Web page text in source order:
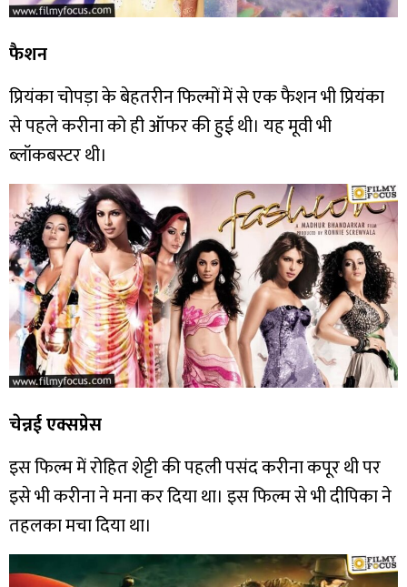
फैशन
प्रियंका चोपड़ा के बेहतरीन फिल्मों में से एक फैशन भी प्रियंका
से पहले करीना को ही ऑफर की हुई थी। यह मूवी भी
ब्लॉकबस्टर थी।
चेन्नई एक्सप्रेस
इस फिल्म में रोहित शेट्टी की पहली पसंद करीना कपूर थी पर
इसे भी करीना ने मना कर दिया था। इस फिल्म से भी दीपिका ने
तहलका मचा दिया था।